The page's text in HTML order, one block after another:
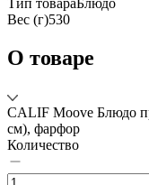
Вес (г)530
О товаре
CALIF Moove Блюдо
см), фарфор
Количество